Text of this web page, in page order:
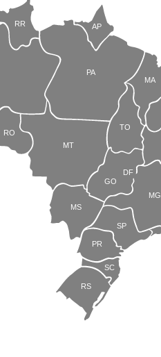
PA
MT
RO
AP
RS
SC
PR
SP
MS
GO
MG
RR
TO
MA
DF